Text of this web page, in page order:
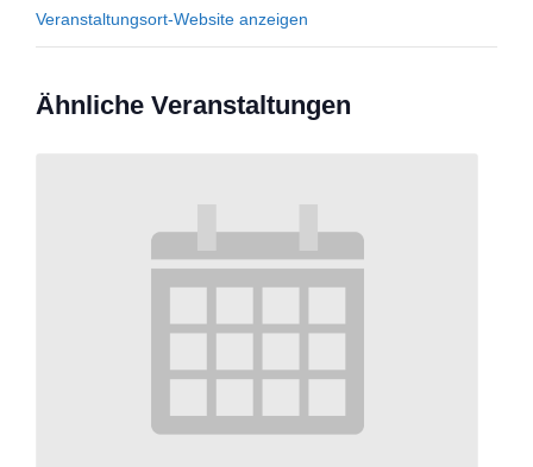
Veranstaltungsort-Website anzeigen
Ähnliche Veranstaltungen